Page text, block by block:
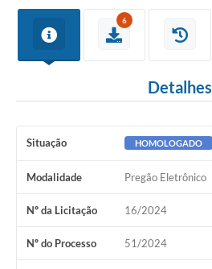
TRANSPARÊNCIA
Legislação
NFS-e Nota Fiscal de Serviços ao Cidadão
Contratos
Ouvidoria
Audiências Públicas
Arquivos para Download
6
Detalhes
Situação HOMOLOGADO
Modalidade Pregão Eletrônico
Nº da Licitação 16/2024
Nº do Processo 51/2024